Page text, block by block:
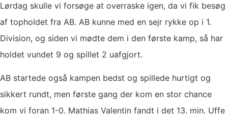
Lørdag skulle vi forsøge at overraske igen, da vi fik besøg
af topholdet fra AB. AB kunne med en sejr rykke op i 1.
Division, og siden vi mødte dem i den første kamp, så har
holdet vundet 9 og spillet 2 uafgjort.
AB startede også kampen bedst og spillede hurtigt og
sikkert rundt, men første gang der kom en stor chance
kom vi foran 1-0. Mathias Valentin fandt i det 13. min. Uffe